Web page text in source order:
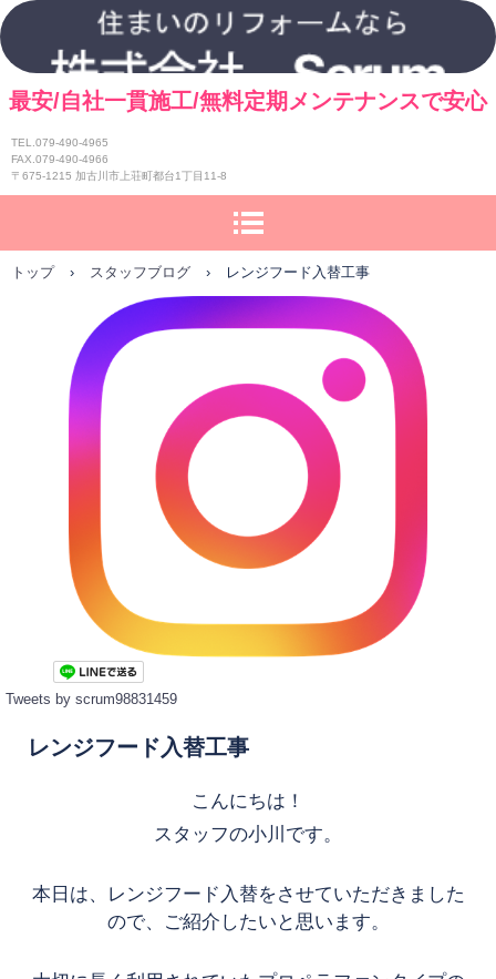
最安/自社一貫施工/無料定期メンテナンスで安心
TEL.079-490-4965
FAX.079-490-4966
〒675-1215 加古川市上荘町都台1丁目11-8
トップ › スタッフブログ › レンジフード入替工事
Tweets by scrum98831459
レンジフード入替工事
こんにちは！
スタッフの小川です。
本日は、レンジフード入替をさせていただきました
ので、ご紹介したいと思います。